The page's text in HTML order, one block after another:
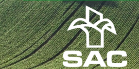
Saltar
al
contenido